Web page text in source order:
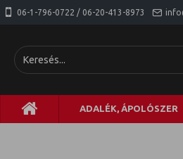
06-1-796-0722 / 06-20-413-8973
ADALÉK, ÁPOLÓSZER